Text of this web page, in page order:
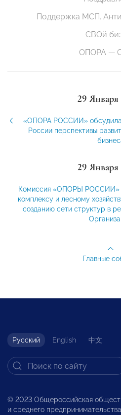
Поддержка МСП.
СВОй
ОПОРА —
29 Января
«ОПОРА РОССИИ» обсудила
России перспективы
29 Января
Комиссия «ОПОРЫ РОССИИ»
комплексу и лесному
созданию сети структур в
Главные
Русский English 中文
© 2023 Общероссийская
и среднего